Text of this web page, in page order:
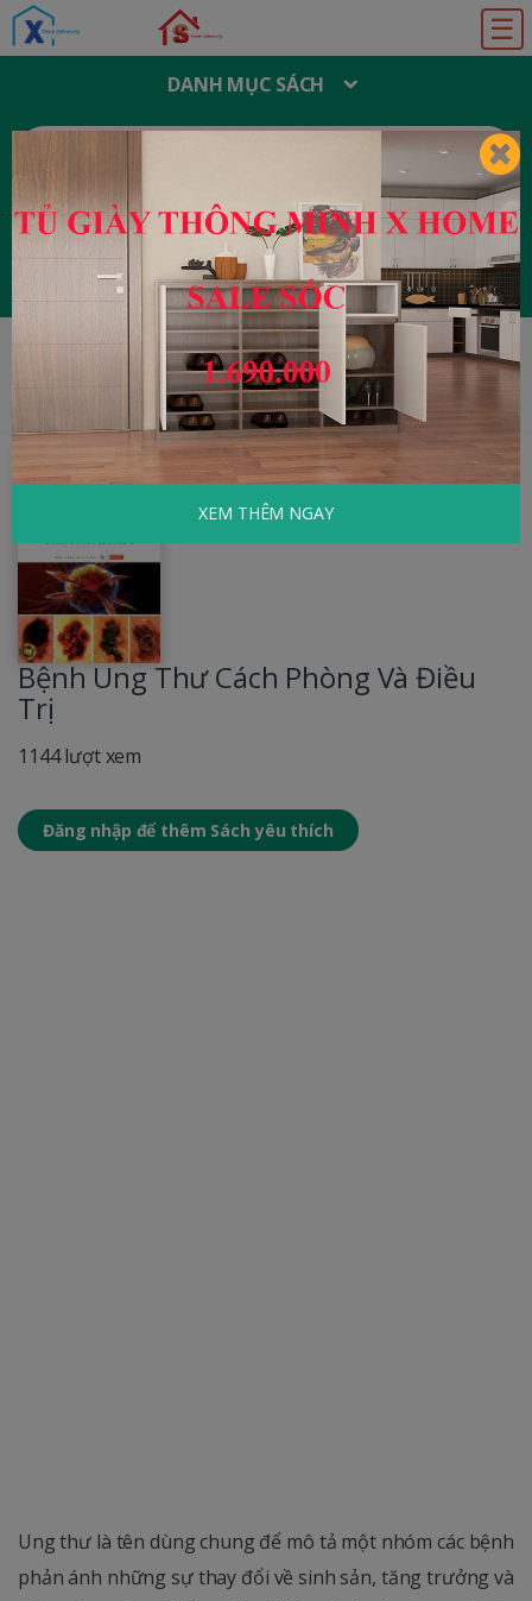
☰
DANH MỤC SÁCH
T
M
I
M
Đăng ký Đăng nhập
HOME Y Học - Sức Khỏe
Bệnh Ung Thư
Cách Phòng Và Điều Trị
Bệnh Ung Thư Cách Phòng Và Điều
Trị
1144 lượt xem
Đăng nhập để thêm Sách yêu thích
Ung thư là tên dùng chung để mô tả một nhóm các bệnh
phản ánh những sự thay đổi về sinh sản, tăng trưởng và
XEM THÊM NGAY